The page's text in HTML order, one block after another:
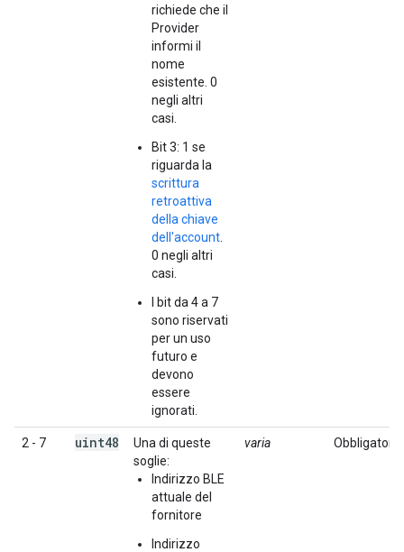
richiede che il
Provider
informi il
nome
esistente. 0
negli altri
casi.
Bit 3: 1 se
riguarda la
scrittura
retroattiva
della chiave
dell'account
0 negli altri
casi.
I bit da 4 a 7
sono riservati
per un uso
futuro e
devono
essere
ignorati.
2 - 7 uint48
Una di queste
soglie:
Indirizzo BLE
attuale del
fornitore
Indirizzo
varia Obbligatorio